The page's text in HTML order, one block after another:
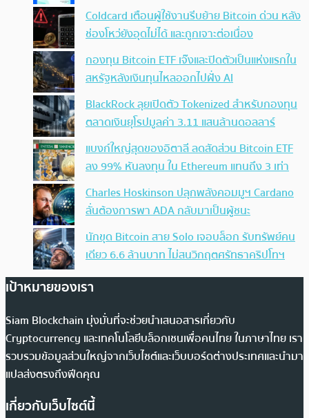
Coldcard เตือนผู้ใช้งานรีบย้าย Bitcoin ด่วน หลัง
ช่องโหว่ยังอุดไม่ได้ และถูกเจาะต่อเนื่อง
กองทุน Bitcoin ETF เจ๊งและปิดตัวเป็นแห่งแรกใน
สหรัฐหลังเงินทุนไหลออกไปฝั่ง AI
BlackRock ลุยเปิดตัว Tokenized สำหรับกองทุน
ตลาดเงินยุโรปมูลค่า 3.11 แสนล้านดอลลาร์
แบงก์ใหญ่สุดของอิตาลี ลดสัดส่วน Bitcoin ETF
ลง 99% หันลงทุน ใน Ethereum แทนถึง 3 เท่า
Charles Hoskinson ปลุกพลังคอมมูฯ Cardano
ลั่นต้องการพา ADA กลับมาเป็นผู้ชนะ
นักขุด Bitcoin สาย Solo เจอบล็อก รับทรัพย์คน
เดียว 6.6 ล้านบาท ไม่สนวิกฤตศรัทธาคริปโทฯ
เป้าหมายของเรา
Siam Blockchain มุ่งมั่นที่จะช่วยนำเสนอสารเกี่ยวกับ
Cryptocurrency และเทคโนโลยีบล็อกเชนเพื่อคนไทย ในภาษาไทย เรา
รวบรวมข้อมูลส่วนใหญ่จากเว็บไซต์และเว็บบอร์ดต่างประเทศและนำมา
แปลส่งตรงถึงฟีดคุณ
เกี่ยวกับเว็บไซต์นี้